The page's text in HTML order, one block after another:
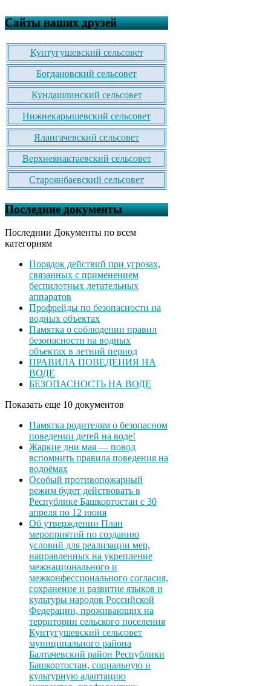
Сайты наших друзей
Кунтугушевский сельсовет
Богдановский сельсовет
Кундашлинский сельсовет
Нижнекарышевский сельсовет
Ялангачевский сельсовет
Верхнеянактаевский сельсовет
Староянбаевский сельсовет
Последние документы
Последнии Документы по всем
категориям
Порядок действий при угрозах,
связанных с применением
беспилотных летательных
аппаратов
Профрейды по безопасности на
водных объектах
Памятка о соблюдении правил
безопасности на водных
объектах в летний период
ПРАВИЛА ПОВЕДЕНИЯ НА
ВОДЕ
БЕЗОПАСНОСТЬ НА ВОДЕ
Показать еще 10 документов
Памятка родителям о безопасном
поведении детей на воде!
Жаркие дни мая — повод
вспомнить правила поведения на
водоёмах
Особый противопожарный
режим будет действовать в
Республике Башкортостан с 30
апреля по 12 июня
Об утверждении План
мероприятий по созданию
условий для реализации мер,
направленных на укрепление
межнационального и
межконфессионального согласия,
сохранение и развитие языков и
культуры народов Российской
Федерации, проживающих на
территории сельского поселения
Кунтугушевский сельсовет
муниципального района
Балтачевский район Республики
Башкортостан, социальную и
культурную адаптацию